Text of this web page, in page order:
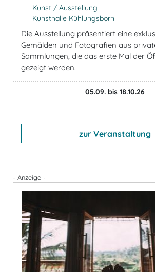
Kunst / Ausstellung
Kunsthalle Kühlungsborn
Die Ausstellung präsentiert eine
Gemälden und Fotografien aus
Sammlungen, die das erste Mal der
gezeigt werden.
05.09. bis 18.10.26
zur Veranstaltung
- Anzeige -